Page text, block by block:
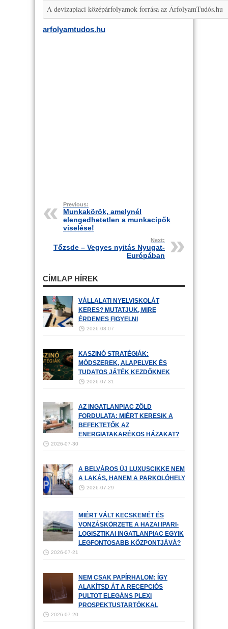
A devizapiaci középárfolyamok forrása az ÁrfolyamTudós.hu
arfolyamtudos.hu
Previous:
Munkakörök, amelynél
elengedhetetlen a munkacipők
viselése!
Next:
Tőzsde – Vegyes nyitás Nyugat-
Európában
CÍMLAP HÍREK
VÁLLALATI NYELVISKOLÁT
KERES? MUTATJUK, MIRE
ÉRDEMES FIGYELNI
2026-08-07
KASZINÓ STRATÉGIÁK:
MÓDSZEREK, ALAPELVEK ÉS
TUDATOS JÁTÉK KEZDŐKNEK
2026-07-31
AZ INGATLANPIAC ZÖLD
FORDULATA: MIÉRT KERESIK A
BEFEKTETŐK AZ
ENERGIATAKARÉKOS HÁZAKAT?
2026-07-30
A BELVÁROS ÚJ LUXUSCIKKE NEM
A LAKÁS, HANEM A PARKOLÓHELY
2026-07-29
MIÉRT VÁLT KECSKEMÉT ÉS
VONZÁSKÖRZETE A HAZAI IPARI-
LOGISZTIKAI INGATLANPIAC EGYIK
LEGFONTOSABB KÖZPONTJÁVÁ?
2026-07-21
NEM CSAK PAPÍRHALOM: ÍGY
ALAKÍTSD ÁT A RECEPCIÓS
PULTOT ELEGÁNS PLEXI
PROSPEKTUSTARTÓKKAL
2026-07-20